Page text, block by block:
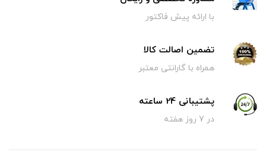
با ارائه پیش فاکتور
تضمین اصالت کالا
همراه با گارانتی معتبر
پشتیبانی 24 ساعته
در 7 روز هفته